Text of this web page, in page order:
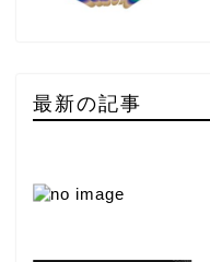
最新の記事